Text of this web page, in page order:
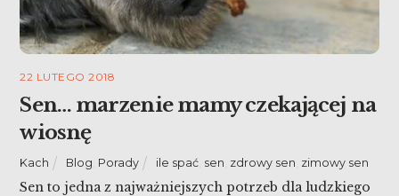
22 LUTEGO 2018
Sen… marzenie mamy czekającej na
wiosnę
Kach Blog Porady ile spać sen zdrowy sen zimowy sen
Sen to jedna z najważniejszych potrzeb dla ludzkiego